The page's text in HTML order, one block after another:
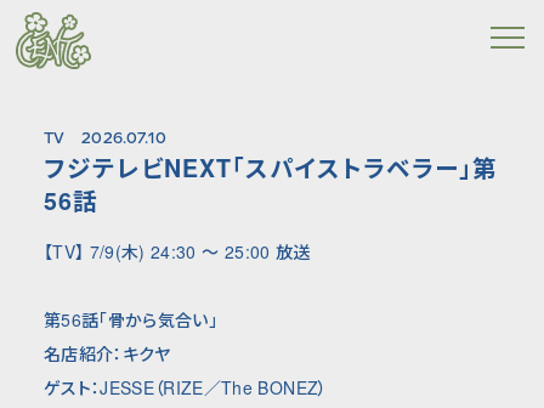
TV 2026.07.10
フジテレビNEXT「スパイストラベラー」第
56話
【TV】 7/9(木) 24:30 〜 25:00 放送
第56話「骨から気合い」
名店紹介：キクヤ
ゲスト：JESSE（RIZE／The BONEZ）